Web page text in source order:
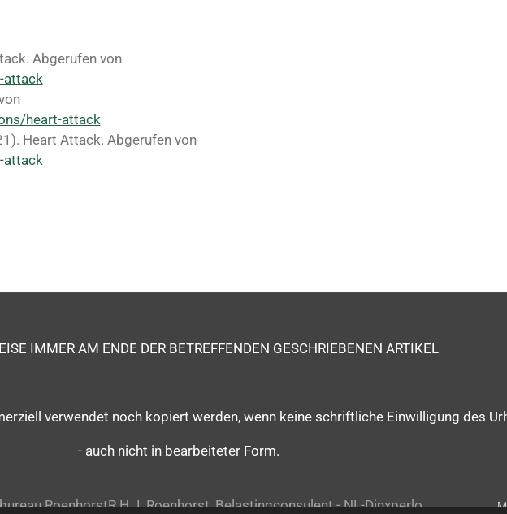
Abgerufen von
attack
heart-attack
Heart Attack. Abgerufen von
attack
IMMER AM ENDE DER BETREFFENDEN GESCHRIEBENEN ARTIKEL
verwendet noch kopiert werden, wenn keine schriftliche Einwilligung des
- auch nicht in bearbeiteter Form.
RoenhorstR.H.J. Roenhorst, Belastingconsulent - NL-Dinxperlo